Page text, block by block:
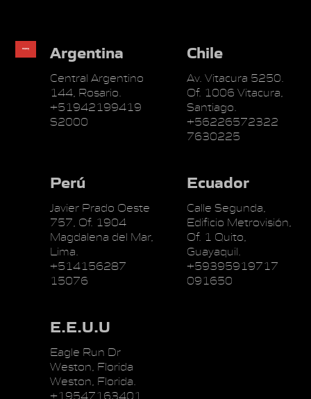
Argentina
Central Argentino
144, Rosario.
+51942199419
S2000
Chile
Av. Vitacura 5250.
Of. 1006 Vitacura,
Santiago.
+56226572322
7630225
Perú
Javier Prado Oeste
757, Of. 1904
Magdalena del Mar,
Lima.
+514156287
15076
Ecuador
Calle Segunda,
Edificio Metrovisión,
Of. 1 Quito,
Guayaquil.
+59395919717
091650
E.E.U.U
Eagle Run Dr
Weston, Florida
Weston, Florida.
+19547163401